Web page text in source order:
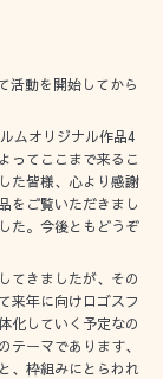
活動を開始してから
ムオリジナル作品4
ってここまで来るこ
た皆様、心より感謝
をご覧いただきまし
た。今後ともどうぞ
てきましたが、その
来年に向けロゴスフ
化していく予定なの
ーマであります、
、枠組みにとらわれ